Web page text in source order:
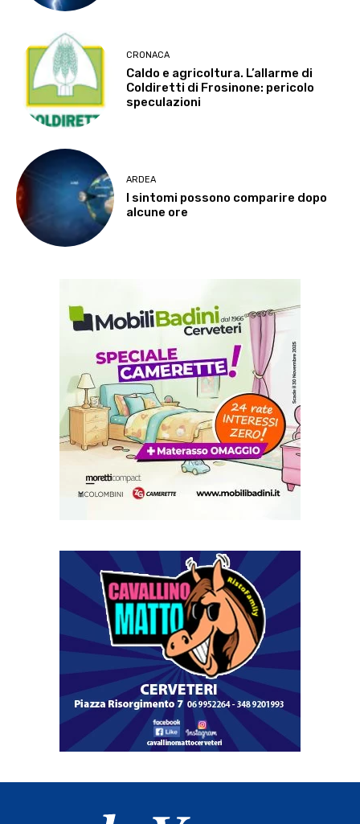
CRONACA
Caldo e agricoltura. L’allarme di
Coldiretti di Frosinone: pericolo
speculazioni
ARDEA
I sintomi possono comparire dopo
alcune ore